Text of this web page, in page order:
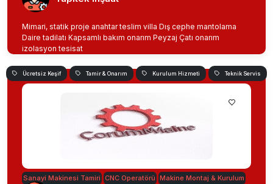
Mimari, statik proje anahtar teslim villa Dış cephe mantolama
Daire tadilatı Kapsamlı bakım onarım Peyzaj Çatı onarım
izolasyon tesisat
Ücretsiz Keşif Tamir & Onarım Kurulum Hizmeti Teknik Servis
Sanayi Makinesi Tamiri CNC Operatörü Makine Montaj & Kurulum